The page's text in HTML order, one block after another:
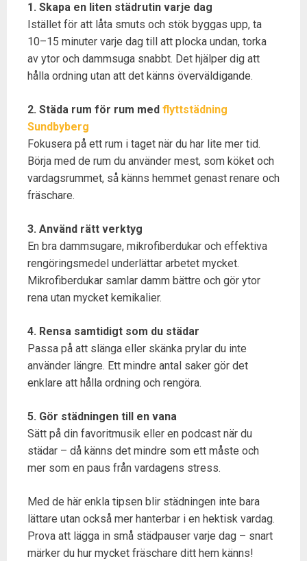
1. Skapa en liten städrutin varje dag
Istället för att låta smuts och stök byggas upp, ta
10–15 minuter varje dag till att plocka undan, torka
av ytor och dammsuga snabbt. Det hjälper dig att
hålla ordning utan att det känns överväldigande.
2. Städa rum för rum med flyttstädning
Sundbyberg
Fokusera på ett rum i taget när du har lite mer tid.
Börja med de rum du använder mest, som köket och
vardagsrummet, så känns hemmet genast renare och
fräschare.
3. Använd rätt verktyg
En bra dammsugare, mikrofiberdukar och effektiva
rengöringsmedel underlättar arbetet mycket.
Mikrofiberdukar samlar damm bättre och gör ytor
rena utan mycket kemikalier.
4. Rensa samtidigt som du städar
Passa på att slänga eller skänka prylar du inte
använder längre. Ett mindre antal saker gör det
enklare att hålla ordning och rengöra.
5. Gör städningen till en vana
Sätt på din favoritmusik eller en podcast när du
städar – då känns det mindre som ett måste och
mer som en paus från vardagens stress.
Med de här enkla tipsen blir städningen inte bara
lättare utan också mer hanterbar i en hektisk vardag.
Prova att lägga in små städpauser varje dag – snart
märker du hur mycket fräschare ditt hem känns!